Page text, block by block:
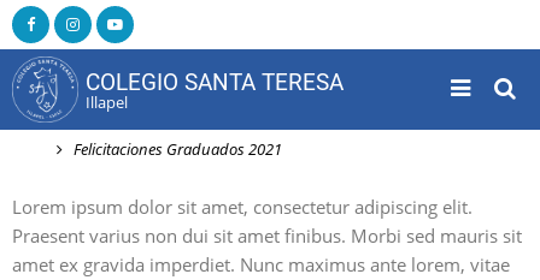
Pasar
al
contenido
principal
COLEGIO SANTA TERESA
Illapel
Felicitaciones Graduados 2021
Lorem ipsum dolor sit amet, consectetur adipiscing elit.
Praesent varius non dui sit amet finibus. Morbi sed mauris sit
amet ex gravida imperdiet. Nunc maximus ante lorem, vitae